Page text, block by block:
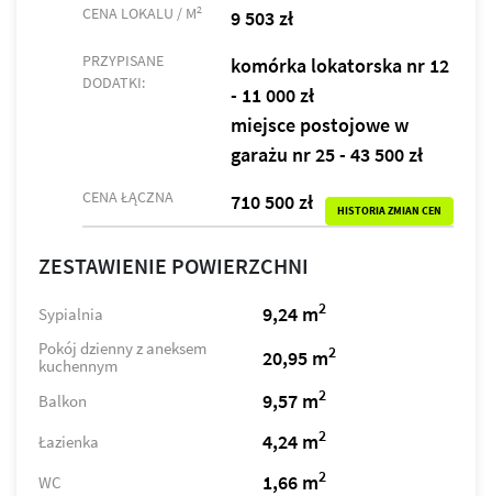
CENA LOKALU / M2 9 503 zł
PRZYPISANE
DODATKI:
komórka lokatorska nr 12
- 11 000 zł
miejsce postojowe w
garażu nr 25 - 43 500 zł
CENA ŁĄCZNA 710 500 zł HISTORIA ZMIAN CEN
ZESTAWIENIE POWIERZCHNI
Sypialnia 9,24 m2
Pokój dzienny z aneksem
kuchennym
20,95 m2
Balkon 9,57 m2
Łazienka 4,24 m2
WC 1,66 m2